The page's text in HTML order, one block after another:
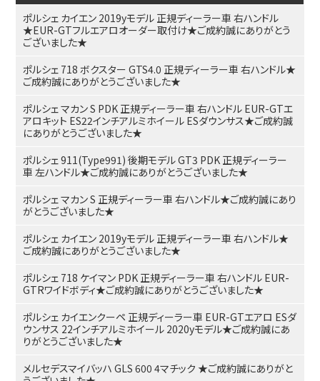
ポルシェ カイエン 2019yモデル 正規ディーラー車 右ハンドル
★EUR-GTフルエアロオーダー取付け★ご成約誠にありがとう
ございました★
ポルシェ 718 ボクスター GTS4.0 正規ディーラー車 右ハンドル★
ご成約誠にありがとうございました★
ポルシェ マカン S PDK 正規ディーラー車 右ハンドル EUR-GTエ
アロキット ES22インチアルミホイール ESダウンサス★ご成約誠
にありがとうございました★
ポルシェ 911(Type991) 後期モデル GT3 PDK 正規ディーラー
車 左ハンドル★ご成約誠にありがとうございました★
ポルシェ マカン S 正規ディーラー車 右ハンドル★ご成約誠にあり
がとうございました★
ポルシェ カイエン 2019yモデル 正規ディーラー車 右ハンドル★
ご成約誠にありがとうございました★
ポルシェ 718 ケイマン PDK 正規ディーラー車 右ハンドル EUR-
GTRワイドボディ★ご成約誠にありがとうございました★
ポルシェ カイエンクーペ 正規ディーラー車 EUR-GTエアロ ESダ
ウンサス 22インチアルミホイール 2020yモデル★ご成約誠にあ
りがとうございました★
メルセデスマイバッハ GLS 600 4マチック ★ご成約誠にありがと